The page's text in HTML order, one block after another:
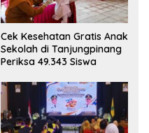
Cek Kesehatan Gratis Anak
Sekolah di Tanjungpinang
Periksa 49.343 Siswa